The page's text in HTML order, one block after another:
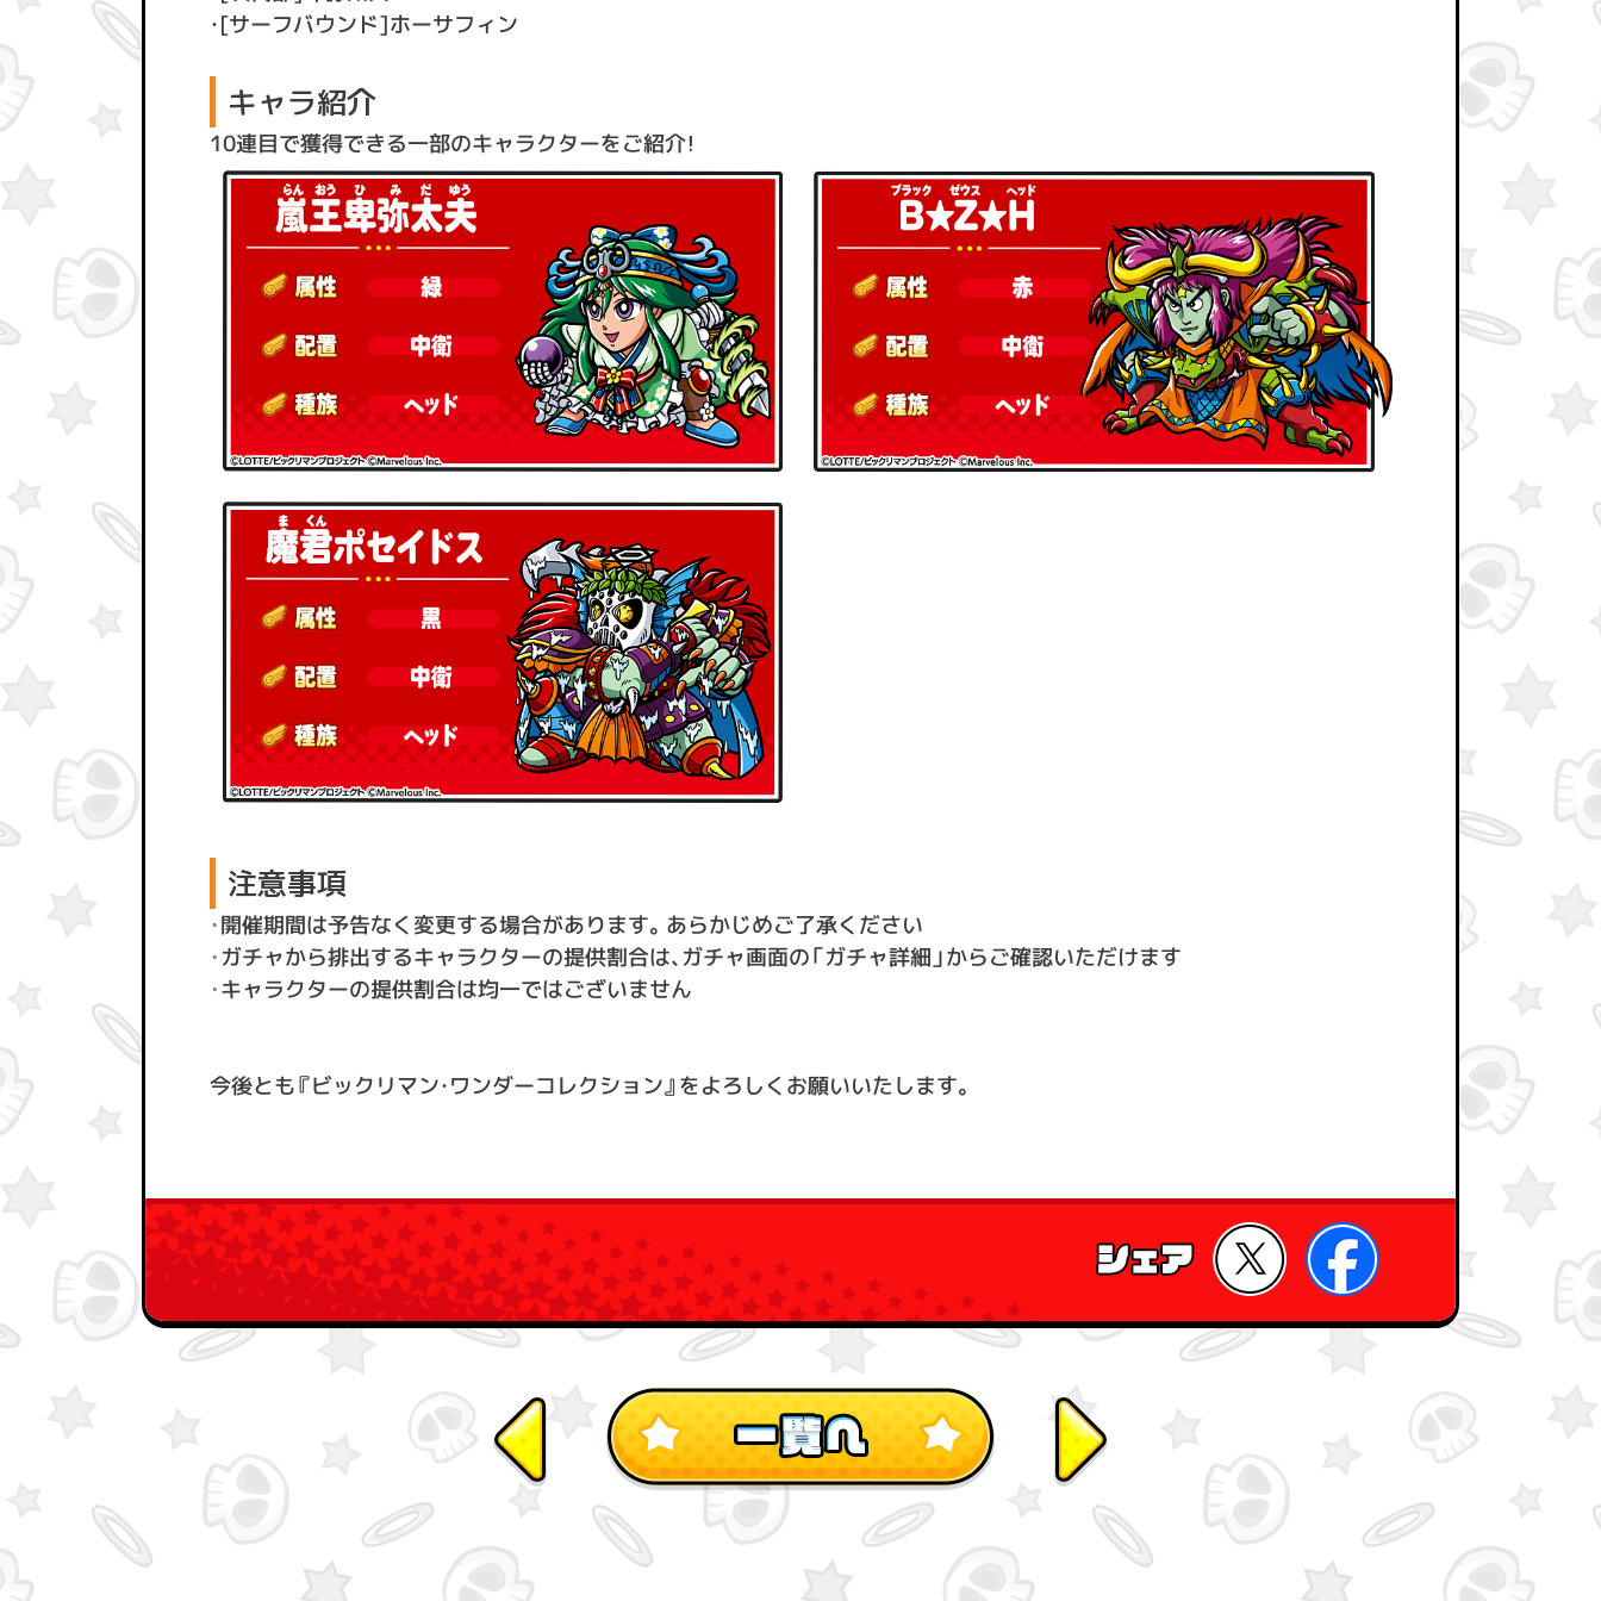
・[サーフバウンド]ホーサフィン
キャラ紹介
10連目で獲得できる一部のキャラクターをご紹介！
注意事項
・開催期間は予告なく変更する場合があります。あらかじめご了承ください
・ガチャから排出するキャラクターの提供割合は、ガチャ画面の「ガチャ詳細」からご確認いただけます
・キャラクターの提供割合は均一ではございません
今後とも『ビックリマン・ワンダーコレクション』をよろしくお願いいたします。